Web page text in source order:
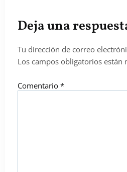
Deja una
Tu dirección de correo
Los campos obligatorios están
Comentario *